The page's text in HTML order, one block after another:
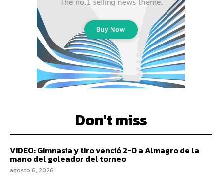
Don't miss
VIDEO: Gimnasia y tiro venció 2-0 a Almagro de la
mano del goleador del torneo
agosto 6, 2026